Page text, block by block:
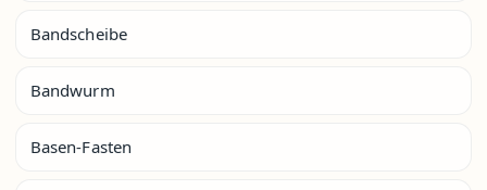
Bandscheibe
Bandwurm
Basen-Fasten